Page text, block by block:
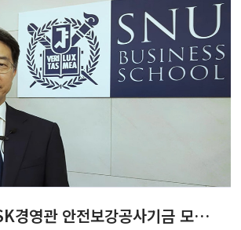
노력을 기울였습니다. 학생들이 창의력
예술 공연, 연주회, 전시회 등 다양한 문
할 기회를 확대하였으며, 예술의전
대학..
경영대 58동 SK경영관 안전보강공사기금 모금 홍보 영상